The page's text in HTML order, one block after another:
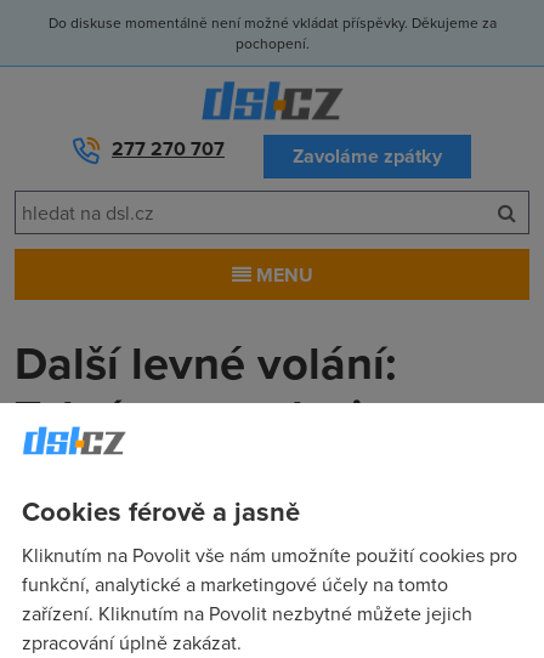
Do diskuse momentálně není možné vkládat příspěvky. Děkujeme za
pochopení.
277 270 707 Zavoláme zpátky
MENU
Další levné volání:
Teleúspory, plazi a
Bezdrát
Na tuzemský mobilní trh vstoupili další virtuální mobilní
operátoři. Již více než padesátka mobilních poskytovatelů je
tedy bohatší o další členy: v nabídce jsou jednak zajímavé
Cookies férově a jasně
Kliknutím na Povolit vše nám umožníte použití cookies pro
funkční, analytické a marketingové účely na tomto
zařízení. Kliknutím na Povolit nezbytné můžete jejich
zpracování úplně zakázat.